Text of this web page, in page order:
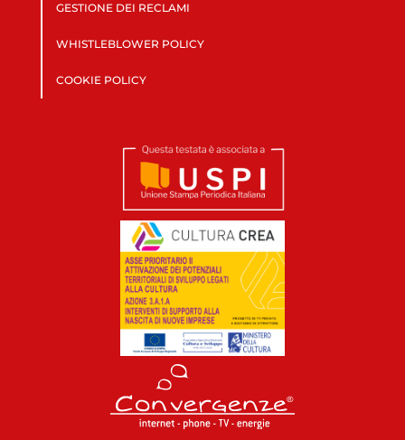
GESTIONE DEI RECLAMI
WHISTLEBLOWER POLICY
COOKIE POLICY